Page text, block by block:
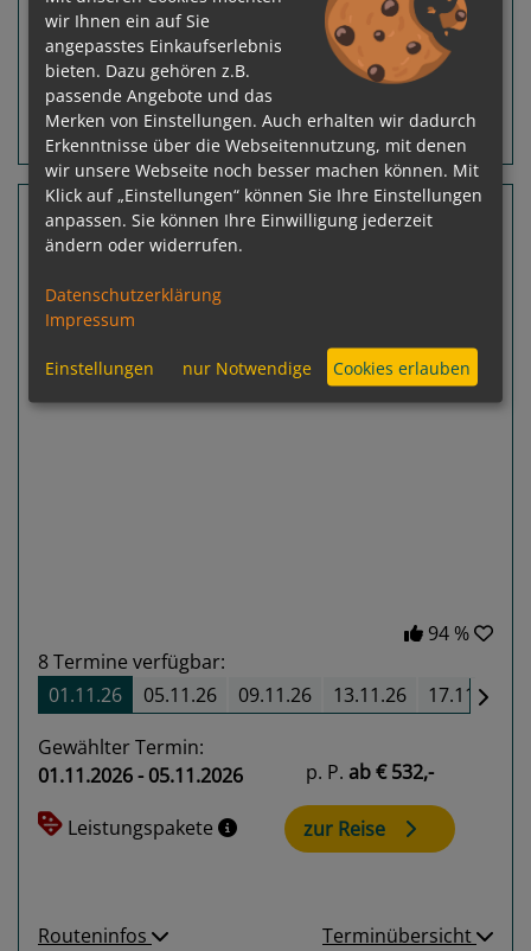
zur Reise
Routeninfos Terminübersicht
4 Nächte Wien, Melk, Linz
A-ROSA MIA
94 %
8Termine verfügbar:
01.11.26
05.11.26 09.11.26 13.11.26 17.11.26
Gewählter Termin:
01.11.2026 - 05.11.2026
Leistungspakete
p. P. ab€ 532,-
zur Reise
Routeninfos Terminübersicht
wir Ihnen ein auf Sie
angepasstes Einkaufserlebnis
bieten. Dazu gehören z.B.
passende Angebote und das
Merken von Einstellungen. Auch erhalten wir dadurch
Erkenntnisse über die Webseitennutzung, mit denen
wir unsere Webseite noch besser machen können. Mit
Klick auf „Einstellungen“ können Sie Ihre Einstellungen
anpassen. Sie können Ihre Einwilligung jederzeit
ändern oder widerrufen.
Datenschutzerklärung
Impressum
Einstellungen nur Notwendige Cookies erlauben